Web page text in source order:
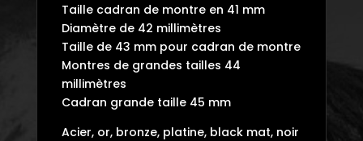
Taille cadran de montre en 41 mm
Diamètre de 42 millimètres
Taille de 43 mm pour cadran de montre
Montres de grandes tailles 44
millimètres
Cadran grande taille 45 mm
Acier, or, bronze, platine, black mat, noir